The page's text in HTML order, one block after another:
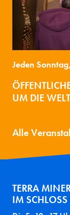
Jeden
UM DIE
Alle
TERRA
IM SCHLOSS